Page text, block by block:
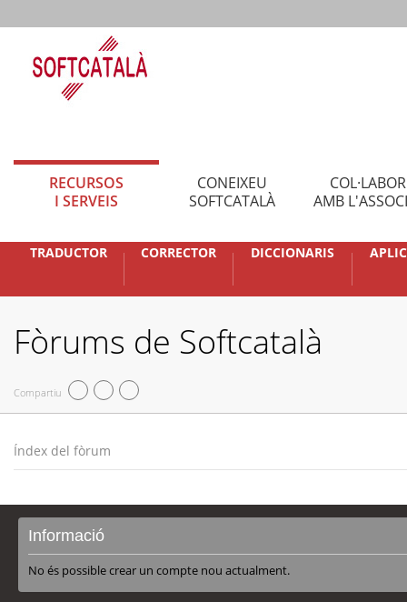
RECURSOS
I SERVEIS
CONEIXEU
SOFTCATALÀ
AMB
TRADUCTOR CORRECTOR DICCIONARIS
Fòrums de Softcatalà
Compartiu
Índex del fòrum
Informació
No és possible crear un compte nou actualment.